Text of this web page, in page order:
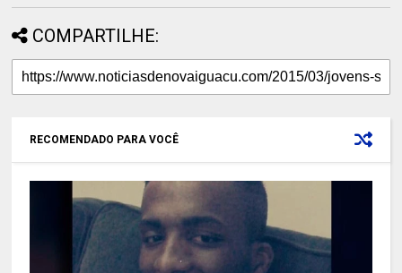
COMPARTILHE:
RECOMENDADO PARA VOCÊ